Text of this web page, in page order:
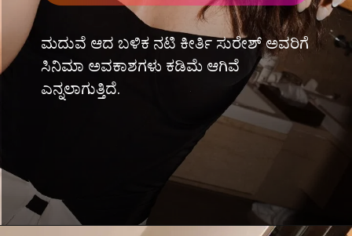
ಮದುವೆ ಆದ ಬಳಿಕ ನಟಿ ಕೀರ್ತಿ ಸುರೇಶ್ ಅವರಿಗೆ
ಸಿನಿಮಾ ಅವಕಾಶಗಳು ಕಡಿಮೆ ಆಗಿವೆ
ಎನ್ನಲಾಗುತ್ತಿದೆ.